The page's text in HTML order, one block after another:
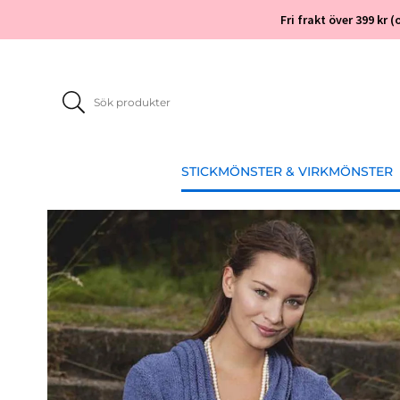
Fri frakt över 399 kr
STICKMÖNSTER & VIRKMÖNSTER